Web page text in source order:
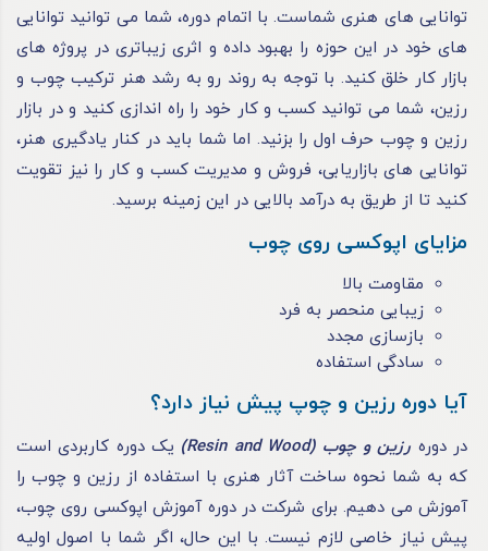
توانایی ‌های هنری شماست. با اتمام دوره، شما می ‌توانید توانایی
‌های خود در این حوزه را بهبود داده و اثری زیباتری در پروژه های
بازار کار خلق کنید. با توجه به روند رو به رشد هنر ترکیب چوب و
رزین، شما می‌ توانید کسب و کار خود را راه‌ اندازی کنید و در بازار
رزین و چوب حرف اول را بزنید. اما شما باید در کنار یادگیری هنر،
توانایی‌ های بازاریابی، فروش و مدیریت کسب و کار را نیز تقویت
کنید تا از طریق به درآمد بالایی در این زمینه برسید.
مزایای اپوکسی روی چوب
مقاومت بالا
زیبایی منحصر به فرد
بازسازی مجدد
سادگی استفاده
آیا دوره رزین و چوپ پیش نیاز دارد؟
در دوره رزین و چوب (Resin and Wood)
یک دوره کاربردی است
که به شما نحوه ساخت آثار هنری با استفاده از رزین و چوب را
آموزش می ‌دهیم. برای شرکت در دوره آموزش اپوکسی روی چوب،
پیش نیاز خاصی لازم نیست. با این حال، اگر شما با اصول اولیه